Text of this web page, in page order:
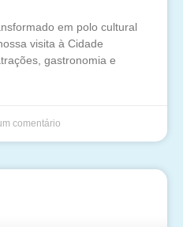
em polo cultural
visita à Cidade
gastronomia e
comentário